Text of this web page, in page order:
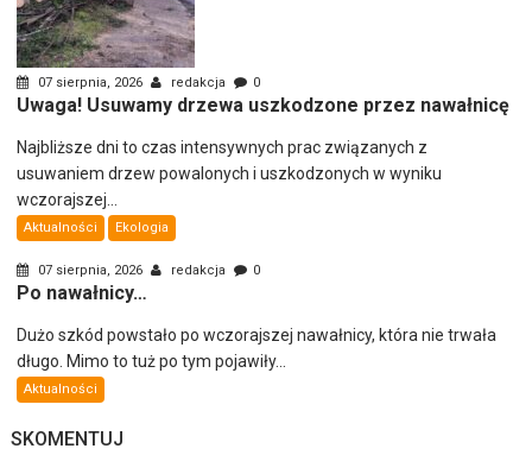
07 sierpnia, 2026 redakcja 0
Uwaga! Usuwamy drzewa uszkodzone przez nawałnicę
Najbliższe dni to czas intensywnych prac związanych z
usuwaniem drzew powalonych i uszkodzonych w wyniku
wczorajszej...
Aktualności Ekologia
07 sierpnia, 2026 redakcja 0
Po nawałnicy…
Dużo szkód powstało po wczorajszej nawałnicy, która nie trwała
długo. Mimo to tuż po tym pojawiły...
Aktualności
SKOMENTUJ